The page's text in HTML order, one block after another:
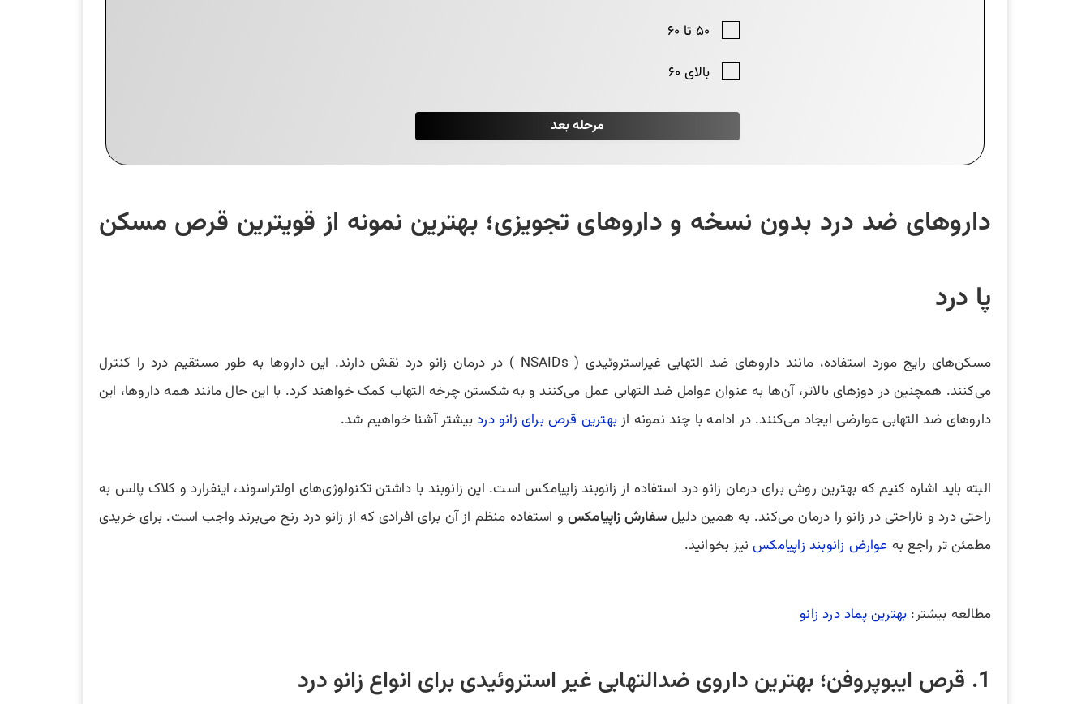
داروهای ضد درد بدون نسخه و داروهای تجویزی؛ بهترین نمونه از قویترین قرص مسکن
پا درد
مسکن‌های رایج مورد استفاده، مانند داروهای ضد التهابی غیراستروئیدی ( NSAIDs ) در درمان زانو درد نقش دارند. این داروها به طور مستقیم درد را کنترل
می‌کنند. همچنین در دوزهای بالاتر، آن‌ها به عنوان عوامل ضد التهابی عمل می‌کنند و به شکستن چرخه التهاب کمک خواهند کرد. با این حال مانند همه داروها، این
داروهای ضد التهابی عوارضی ایجاد می‌کنند. در ادامه با چند نمونه ازبهترین قرص برای زانو دردبیشتر آشنا خواهیم شد.
البته باید اشاره کنیم که بهترین روش برای درمان زانو درد استفاده از زانوبند زاپیامکس است. این زانوبند با داشتن تکنولوژی‌های اولتراسوند، اینفرارد و کلاک پالس به
راحتی درد و ناراحتی در زانو را درمان می‌کند. به همین دلیل سفارش زاپیامکسو استفاده منظم از آن برای افرادی که از زانو درد رنج می‌برند واجب است. برای خریدی
مطمئن تر راجع به عوارض زانوبند زاپیامکسنیز بخوانید.
مطالعه بیشتر: بهترین پماد درد زانو
1. قرص ایبوپروفن؛ بهترین داروی ضدالتهابی غیر استروئیدی برای انواع زانو درد